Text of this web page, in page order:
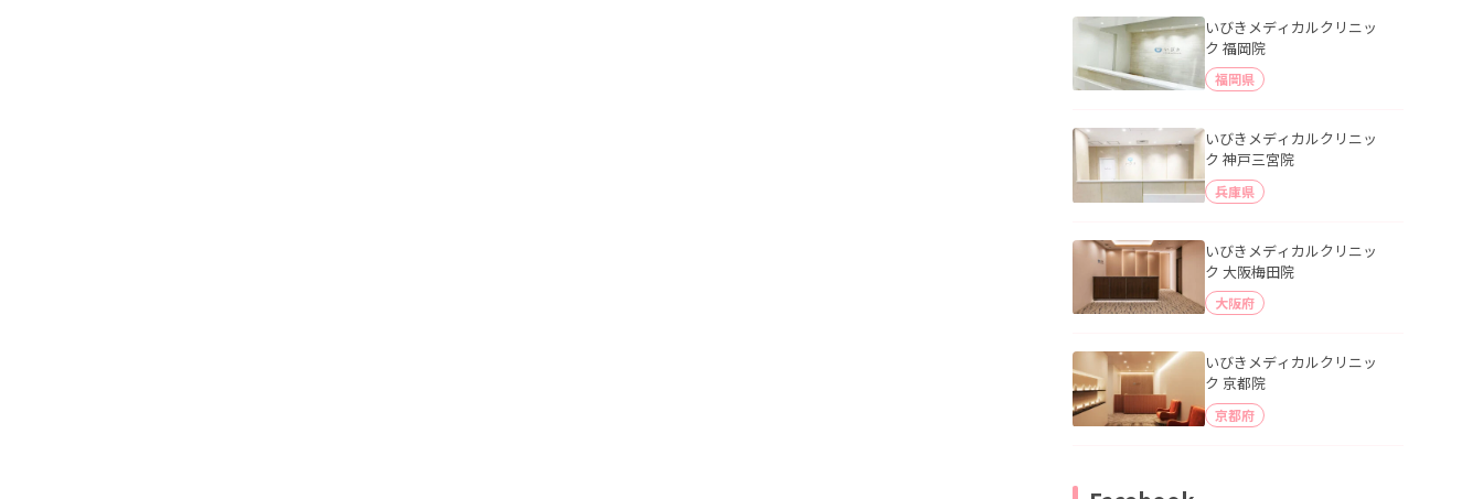
いびきメディカルクリニッ
ク 福岡院
福岡県
いびきメディカルクリニッ
ク 神戸三宮院
兵庫県
いびきメディカルクリニッ
ク 大阪梅田院
大阪府
いびきメディカルクリニッ
ク 京都院
京都府